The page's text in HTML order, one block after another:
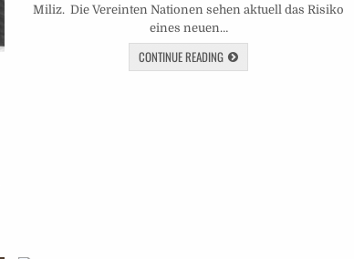
Miliz. Die Vereinten Nationen sehen aktuell das Risiko
eines neuen…
CONTINUE READING